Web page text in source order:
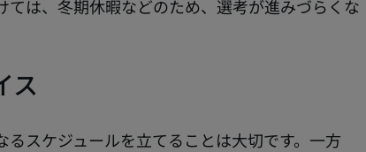
ては、冬期休暇などのため、選考が進みづらくな
ス
スケジュールを立てることは大切です。一方